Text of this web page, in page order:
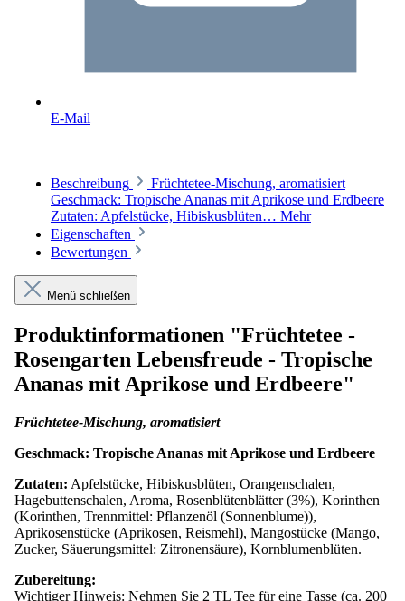
E-Mail
Beschreibung
Früchtetee-Mischung, aromatisiert
Geschmack: Tropische Ananas mit Aprikose und Erdbeere
Zutaten: Apfelstücke, Hibiskusblüten… Mehr
Eigenschaften
Bewertungen
Menü schließen
Produktinformationen "Früchtetee -
Rosengarten Lebensfreude - Tropische
Ananas mit Aprikose und Erdbeere"
Früchtetee-Mischung, aromatisiert
Geschmack: Tropische Ananas mit Aprikose und Erdbeere
Zutaten: Apfelstücke, Hibiskusblüten, Orangenschalen,
Hagebuttenschalen, Aroma, Rosenblütenblätter (3%), Korinthen
(Korinthen, Trennmittel: Pflanzenöl (Sonnenblume)),
Aprikosenstücke (Aprikosen, Reismehl), Mangostücke (Mango,
Zucker, Säuerungsmittel: Zitronensäure), Kornblumenblüten.
Zubereitung:
Wichtiger Hinweis: Nehmen Sie 2 TL Tee für eine Tasse (ca. 200